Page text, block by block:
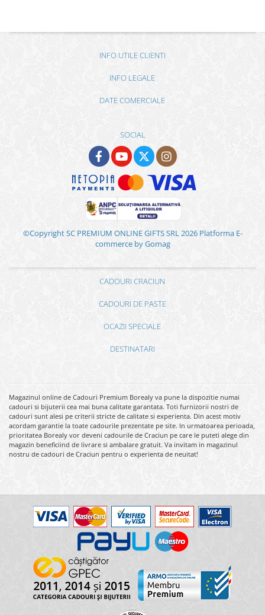
INFO UTILE CLIENTI
INFO LEGALE
DATE COMERCIALE
SOCIAL
©Copyright SC PREMIUM ONLINE GIFTS SRL 2026 Platforma E-
commerce by Gomag
CADOURI CRACIUN
CADOURI DE PASTE
OCAZII SPECIALE
DESTINATARI
Magazinul online de Cadouri Premium Borealy va pune la dispozitie numai
cadouri si bijuterii cea mai buna calitate garantata. Toti furnizorii nostri de
cadouri sunt alesi pe criterii stricte de calitate si experienta. Din acest motiv
acordam garantie la toate cadourile prezentate pe site. In urmatoarea perioada,
prioritatea Borealy vor deveni cadourile de Craciun pe care le puteti alege din
magazin beneficiind de livrare si ambalare gratuit. Va invitam in magazinul
nostru de cadouri de Craciun pentru o experienta de neuitat!